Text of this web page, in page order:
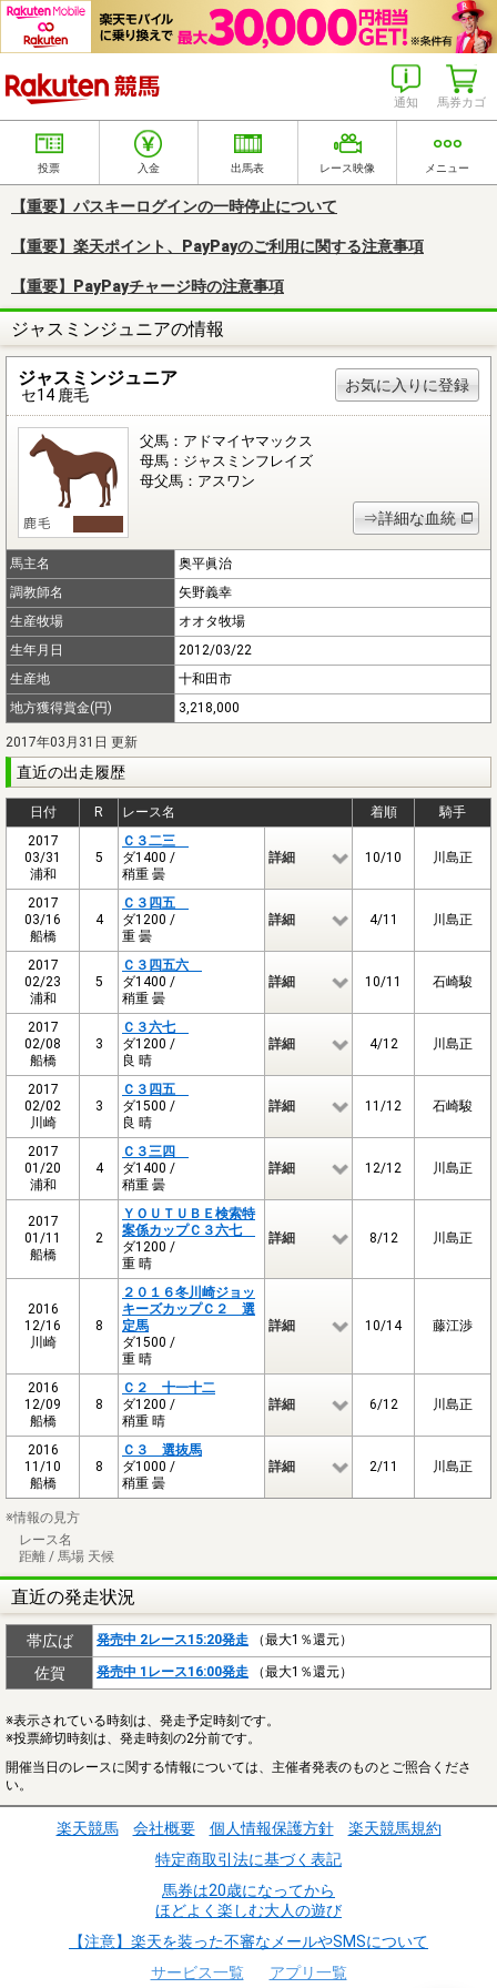
馬券カゴ
通知
投票 入金 出馬表 レース映像 メニュー
【重要】パスキーログインの一時停止について
【重要】楽天ポイント、PayPayのご利用に関する注意事項
【重要】PayPayチャージ時の注意事項
ジャスミンジュニアの情報
ジャスミンジュニア
セ14 鹿毛
お気に入りに登録
父馬：アドマイヤマックス
母馬：ジャスミンフレイズ
母父馬：アスワン
⇒詳細な血統
馬主名
奥平眞治
調教師名
矢野義幸
生産牧場
オオタ牧場
生年月日
2012/03/22
生産地
十和田市
地方獲得賞金(円)
3,218,000
2017年03月31日 更新
直近の出走履歴
日付 R レース名 着順
騎手
2017
03/31
浦和
5
Ｃ３二三
ダ1400 /
稍重 曇
詳細 10/10 川島正
2017
03/16
船橋
4
Ｃ３四五
ダ1200 /
重 曇
詳細 4/11 川島正
2017
02/23
浦和
5
Ｃ３四五六
ダ1400 /
稍重 曇
詳細 10/11 石崎駿
2017
02/08
船橋
3
Ｃ３六七
ダ1200 /
良 晴
詳細 4/12 川島正
2017
02/02
川崎
3
Ｃ３四五
ダ1500 /
良 晴
詳細 11/12 石崎駿
2017
01/20
浦和
4
Ｃ３三四
ダ1400 /
稍重 曇
詳細 12/12 川島正
2017
01/11
船橋
2
ＹＯＵＴＵＢＥ検索特
案係カップＣ３六七
ダ1200 /
重 晴
詳細 8/12 川島正
2016
12/16
川崎
8
２０１６冬川崎ジョッ
キーズカップＣ２ 選
定馬
ダ1500 /
重 晴
詳細 10/14 藤江渉
2016
12/09
船橋
8
Ｃ２ 十一十二
ダ1200 /
稍重 晴
詳細 6/12 川島正
2016
11/10
船橋
8
Ｃ３ 選抜馬
ダ1000 /
稍重 曇
詳細 2/11 川島正
※情報の見方
レース名
距離 / 馬場 天候
直近の発走状況
帯広ば 発売中 2レース15:20発走 （最大1％還元）
佐賀 発売中 1レース16:00発走 （最大1％還元）
※表示されている時刻は、発走予定時刻です。
※投票締切時刻は、発走時刻の2分前です。
開催当日のレースに関する情報については、主催者発表のものとご照合くださ
い。
楽天競馬 会社概要 個人情報保護方針
楽天競馬規約
特定商取引法に基づく表記
馬券は20歳になってから
ほどよく楽しむ大人の遊び
【注意】楽天を装った不審なメールやSMSについて
サービス一覧
アプリ一覧